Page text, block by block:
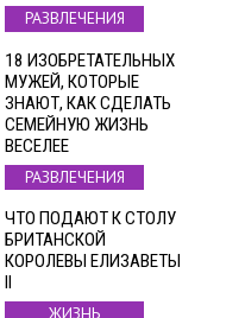
РАЗВЛЕЧЕНИЯ
18 ИЗОБРЕТАТЕЛЬНЫХ
МУЖЕЙ, КОТОРЫЕ
ЗНАЮТ, КАК СДЕЛАТЬ
СЕМЕЙНУЮ ЖИЗНЬ
ВЕСЕЛЕЕ
РАЗВЛЕЧЕНИЯ
ЧТО ПОДАЮТ К СТОЛУ
БРИТАНСКОЙ
КОРОЛЕВЫ ЕЛИЗАВЕТЫ
II
ЖИЗНЬ